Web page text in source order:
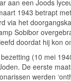
aan een Joods
1943 betrapt
via het
Sobibor
doordat hij kon
(10 mei
De eerste
werden